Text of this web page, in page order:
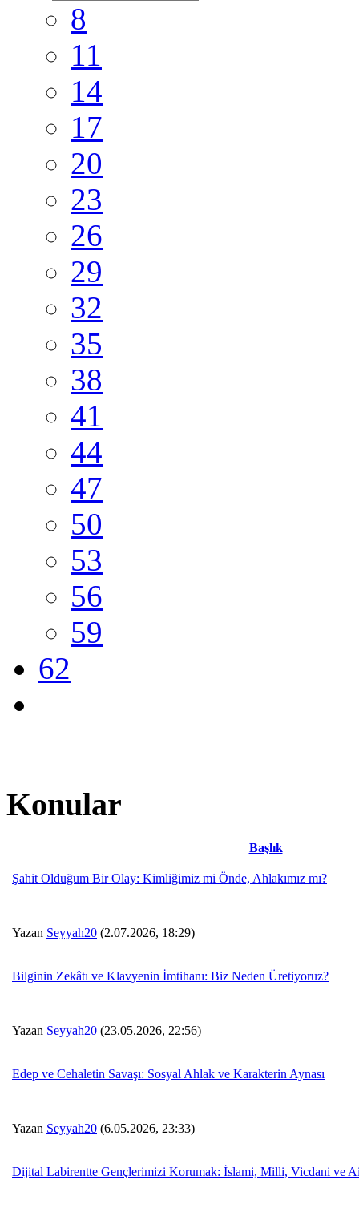
8
11
14
17
20
23
26
29
32
35
38
41
44
47
50
53
56
59
62
Konular
Başlık
Şahit Olduğum Bir Olay: Kimliğimiz mi Önde, Ahlakımız mı?
Yazan Seyyah20 (2.07.2026, 18:29)
Bilginin Zekâtı ve Klavyenin İmtihanı: Biz Neden Üretiyoruz?
Yazan Seyyah20 (23.05.2026, 22:56)
Edep ve Cehaletin Savaşı: Sosyal Ahlak ve Karakterin Aynası
Yazan Seyyah20 (6.05.2026, 23:33)
Dijital Labirentte Gençlerimizi Korumak: İslami, Milli, Vicdani ve